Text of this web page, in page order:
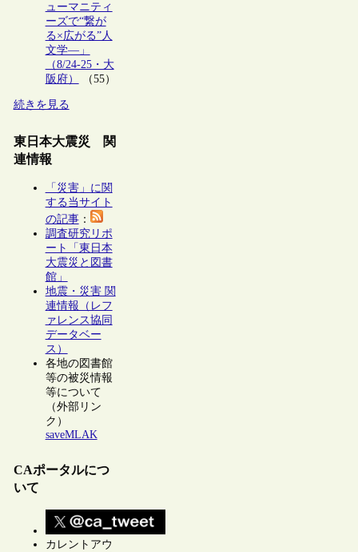
ューマニティ
ーズで“繋が
る×広がる”人
文学―」
（8/24-25・大
阪府）
（55）
続きを見る
東日本大震災 関
連情報
「災害」に関
する当サイト
の記事：
調査研究リポ
ート「東日本
大震災と図書
館」
地震・災害 関
連情報（レフ
ァレンス協同
データベー
ス）
各地の図書館
等の被災情報
等について
（外部リン
ク）
saveMLAK
CAポータルにつ
いて
カレントアウ